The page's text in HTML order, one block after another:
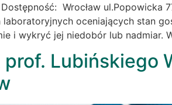
Wrocław ul.Popowicka
laboratoryjnych oceniających stan
i wykryć jej niedobór lub
Lubińskiego